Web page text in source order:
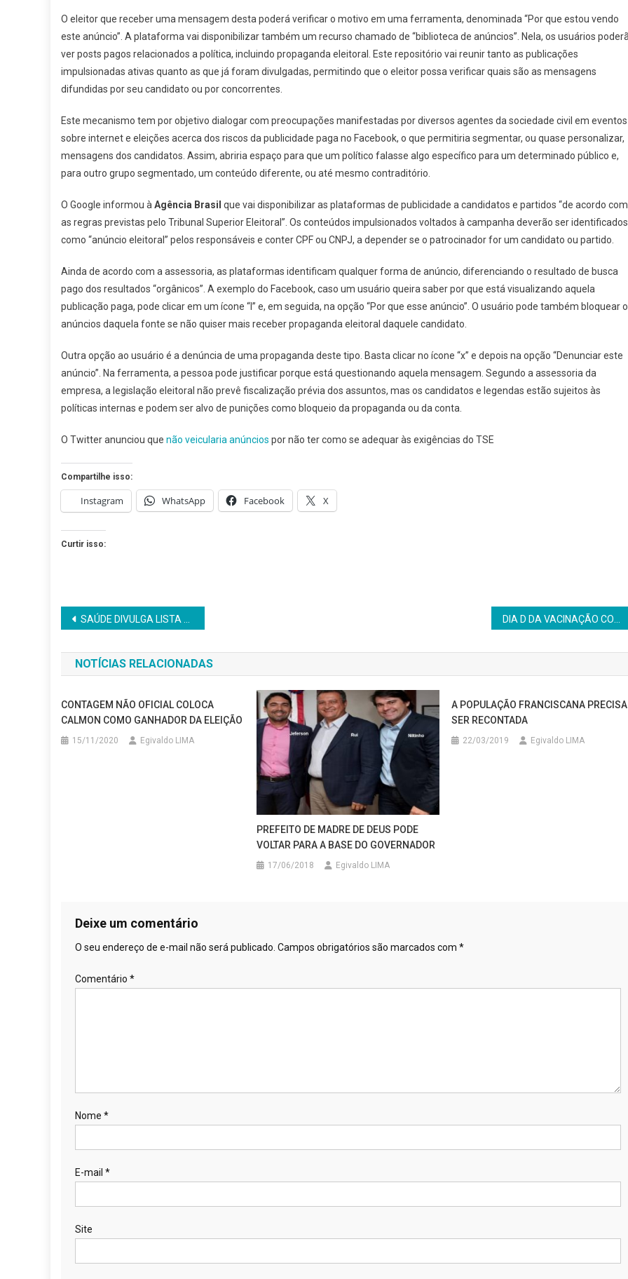
O eleitor que receber uma mensagem desta poderá verificar o motivo em uma ferramenta, denominada “Por que estou vendo
este anúncio”. A plataforma vai disponibilizar também um recurso chamado de “biblioteca de anúncios”. Nela, os usuários
ver posts pagos relacionados a política, incluindo propaganda eleitoral. Este repositório vai reunir tanto as publicações
impulsionadas ativas quanto as que já foram divulgadas, permitindo que o eleitor possa verificar quais são as mensagens
difundidas por seu candidato ou por concorrentes.
Este mecanismo tem por objetivo dialogar com preocupações manifestadas por diversos agentes da sociedade civil em eventos
sobre internet e eleições acerca dos riscos da publicidade paga no Facebook, o que permitiria segmentar, ou quase personalizar,
mensagens dos candidatos. Assim, abriria espaço para que um político falasse algo específico para um determinado público e,
para outro grupo segmentado, um conteúdo diferente, ou até mesmo contraditório.
O Google informou à Agência Brasil que vai disponibilizar as plataformas de publicidade a candidatos e partidos “de acordo com
as regras previstas pelo Tribunal Superior Eleitoral”. Os conteúdos impulsionados voltados à campanha deverão ser identificados
como “anúncio eleitoral” pelos responsáveis e conter CPF ou CNPJ, a depender se o patrocinador for um candidato ou partido.
Ainda de acordo com a assessoria, as plataformas identificam qualquer forma de anúncio, diferenciando o resultado de busca
pago dos resultados “orgânicos”. A exemplo do Facebook, caso um usuário queira saber por que está visualizando aquela
publicação paga, pode clicar em um ícone “I” e, em seguida, na opção “Por que esse anúncio”. O usuário pode também bloquear
anúncios daquela fonte se não quiser mais receber propaganda eleitoral daquele candidato.
Outra opção ao usuário é a denúncia de uma propaganda deste tipo. Basta clicar no ícone “x” e depois na opção “Denunciar este
anúncio”. Na ferramenta, a pessoa pode justificar porque está questionando aquela mensagem. Segundo a assessoria da
empresa, a legislação eleitoral não prevê fiscalização prévia dos assuntos, mas os candidatos e legendas estão sujeitos às
políticas internas e podem ser alvo de punições como bloqueio da propaganda ou da conta.
O Twitter anunciou que não veicularia anúncios por não ter como se adequar às exigências do TSE
Compartilhe isso:
Instagram WhatsApp Facebook X
Curtir isso:
Navegação
de
Post
SAÚDE DIVULGA LISTA DE APROVADOS EM PROCESSO SELETIVO
NOTÍCIAS RELACIONADAS
CONTAGEM NÃO OFICIAL COLOCA
CALMON COMO GANHADOR DA ELEIÇÃO
15/11/2020 Egivaldo LIMA
PREFEITO DE MADRE DE DEUS PODE
VOLTAR PARA A BASE DO GOVERNADOR
17/06/2018 Egivaldo LIMA
A POPULAÇÃO FRANCISCANA PRECISA
SER RECONTADA
22/03/2019 Egivaldo LIMA
Deixe um comentário
O seu endereço de e-mail não será publicado. Campos obrigatórios são marcados com *
Comentário *
Nome *
E-mail *
Site